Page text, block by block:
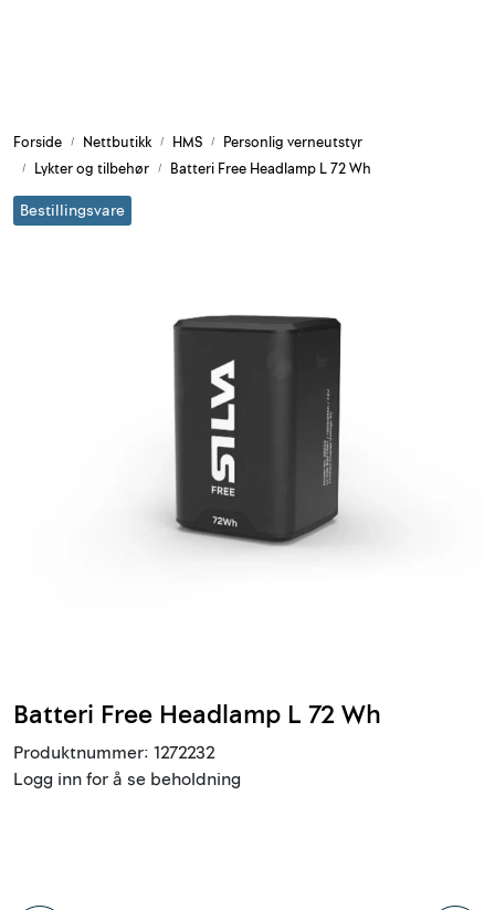
Forside Nettbutikk HMS
Personlig verneutstyr
Lykter og tilbehør
Batteri Free Headlamp L 72 Wh
Bestillingsvare
Batteri Free Headlamp L 72 Wh
Produktnummer: 1272232
Logg inn for å se beholdning
Belysning og sesong
Byggkjemi
Vanntetting
Verktøy og tilbehør